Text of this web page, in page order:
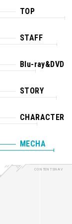
TOP
STAFF
Blu-ray&DVD
STORY
CHARACTER
MECHA